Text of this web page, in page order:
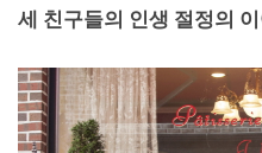
세 친구들의 인생 절정의 이